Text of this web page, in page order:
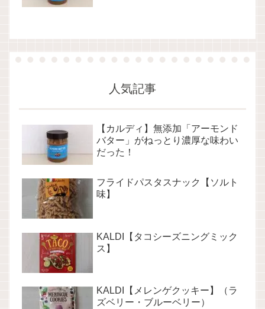
人気記事
【カルディ】無添加「アーモンド
バター」がねっとり濃厚な味わい
だった！
フライドパスタスナック【ソルト
味】
KALDI【タコシーズニングミック
ス】
KALDI【メレンゲクッキー】（ラ
ズベリー・ブルーベリー）